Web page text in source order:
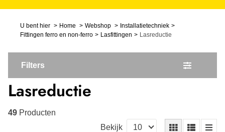
U bent hier Home Webshop
Installatietechniek
Fittingen ferro en non-ferro
Lasfittingen Lasreductie
Filters
Lasreductie
49 Producten
Bekijk